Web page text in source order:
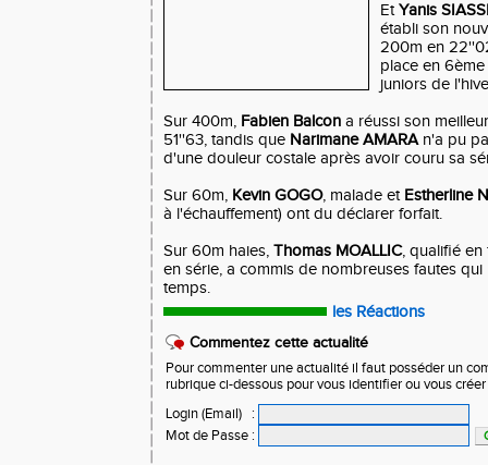
EtYanis
établi son
200m en
place en
juniors de
Sur 400m, Fabien Balcon a réussi son
51''63, tandis que Narimane AMARAn'a pu
d'une douleur costale après avoir couru sa
Sur 60m, Kevin GOGO, malade et Estherline
à l'échauffement) ont du déclarer forfait.
Sur 60m haies, Thomas MOALLIC, qualifié en
en série, a commis de nombreuses fautes
temps.
les Réactions
Commentez cette actualité
Pour commenter une actualité il faut posséder un
rubrique ci-dessous pour vous identifier ou vous
Login (Email)
:
Mot de Passe :